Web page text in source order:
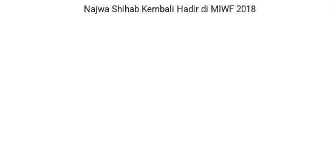
Najwa Shihab Kembali Hadir di MIWF 2018